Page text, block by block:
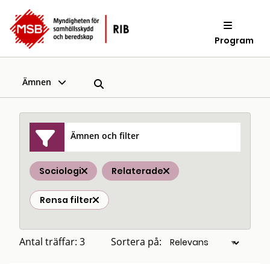
Program
Ämnen
Ämnen och filter
Sociologi Relaterade
Rensa filter
Antal träffar: 3 Sortera på: